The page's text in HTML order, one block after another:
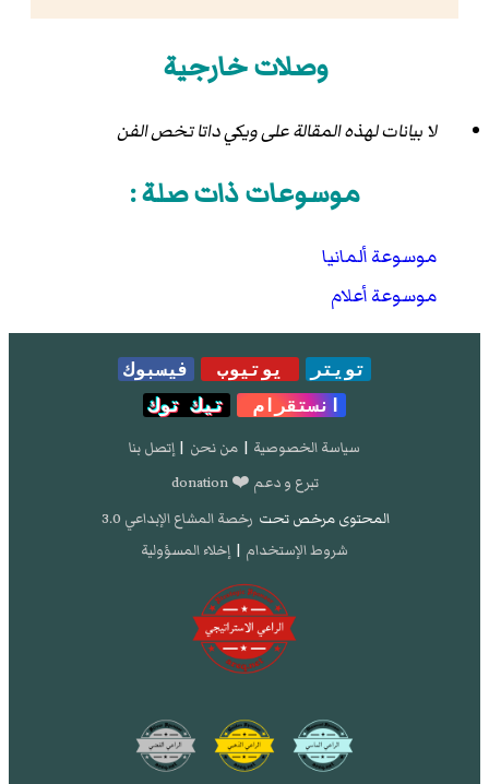
وصلات خارجية
لا بيانات لهذه المقالة على ويكي داتا تخص الفن
موسوعات ذات صلة :
موسوعة ألمانيا
موسوعة أعلام
تويتر يوتيوب
فيسبوك
انستقرام
تيك توك
سياسة الخصوصية | من نحن | إتصل بنا
تبرع و دعم ❤️ donation
المحتوى مرخص تحت رخصة المشاع الإبداعي 3.0
شروط الإستخدام | إخلاء المسؤولية